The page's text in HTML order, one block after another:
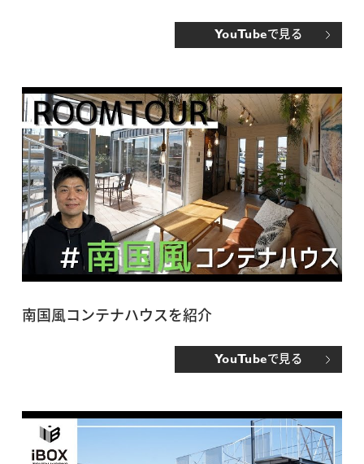
YouTubeで見る
南国風コンテナハウスを紹介
YouTubeで見る